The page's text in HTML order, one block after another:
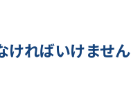
ければいけません